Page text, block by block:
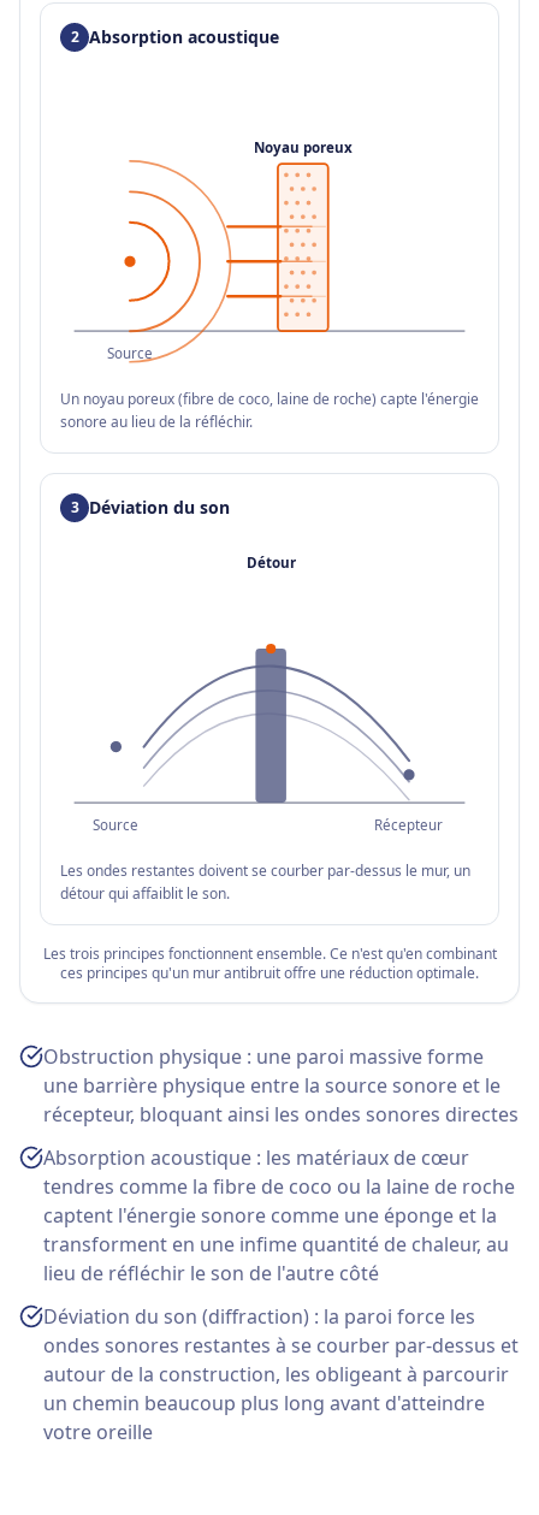
2 Absorption acoustique
Source
Noyau poreux
Un noyau poreux (fibre de coco, laine de roche) capte l'énergie
sonore au lieu de la réfléchir.
3 Déviation du son
Source Récepteur
Détour
Les ondes restantes doivent se courber par-dessus le mur, un
détour qui affaiblit le son.
Les trois principes fonctionnent ensemble. Ce n'est qu'en combinant
ces principes qu'un mur antibruit offre une réduction optimale.
Obstruction physique : une paroi massive forme
une barrière physique entre la source sonore et le
récepteur, bloquant ainsi les ondes sonores directes
Absorption acoustique : les matériaux de cœur
tendres comme la fibre de coco ou la laine de roche
captent l'énergie sonore comme une éponge et la
transforment en une infime quantité de chaleur, au
lieu de réfléchir le son de l'autre côté
Déviation du son (diffraction) : la paroi force les
ondes sonores restantes à se courber par-dessus et
autour de la construction, les obligeant à parcourir
un chemin beaucoup plus long avant d'atteindre
votre oreille